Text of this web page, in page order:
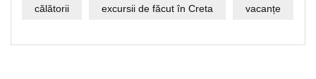
călătorii excursii de făcut în Creta vacanțe